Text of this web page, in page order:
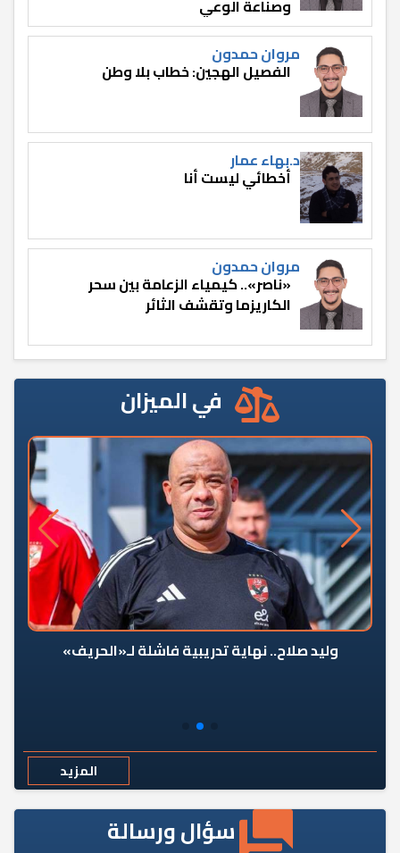
وصناعة الوعي
مروان حمدون
الفصيل الهجين: خطاب بلا وطن
د.بهاء عمار
أخطائي ليست أنا
مروان حمدون
«ناصر».. كيمياء الزعامة بين سحر
الكاريزما وتقشف الثائر
في الميزان
وليد صلاح.. نهاية تدريبية فاشلة لـ«الحريف»
المزيد
سؤال ورسالة